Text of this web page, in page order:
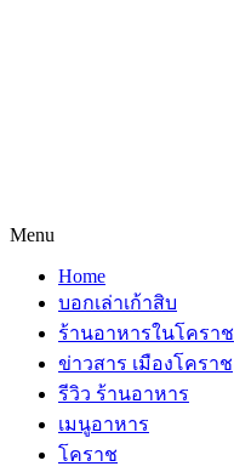
Menu
Home
บอกเล่าเก้าสิบ
ร้านอาหารในโคราช
ข่าวสาร เมืองโคราช
รีวิว ร้านอาหาร
เมนูอาหาร
โคราช